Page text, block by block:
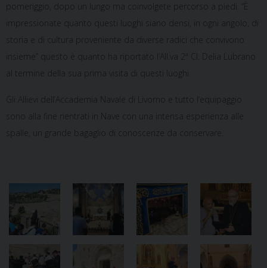
pomeriggio, dopo un lungo ma coinvolgete percorso a piedi. “È
impressionate quanto questi luoghi siano densi, in ogni angolo, di
storia e di cultura proveniente da diverse radici che convivono
insieme” questo è quanto ha riportato l’All.va 2ª Cl. Delia Lubrano
al termine della sua prima visita di questi luoghi.
Gli Allievi dell’Accademia Navale di Livorno e tutto l’equipaggio
sono alla fine rientrati in Nave con una intensa esperienza alle
spalle, un grande bagaglio di conoscenze da conservare.